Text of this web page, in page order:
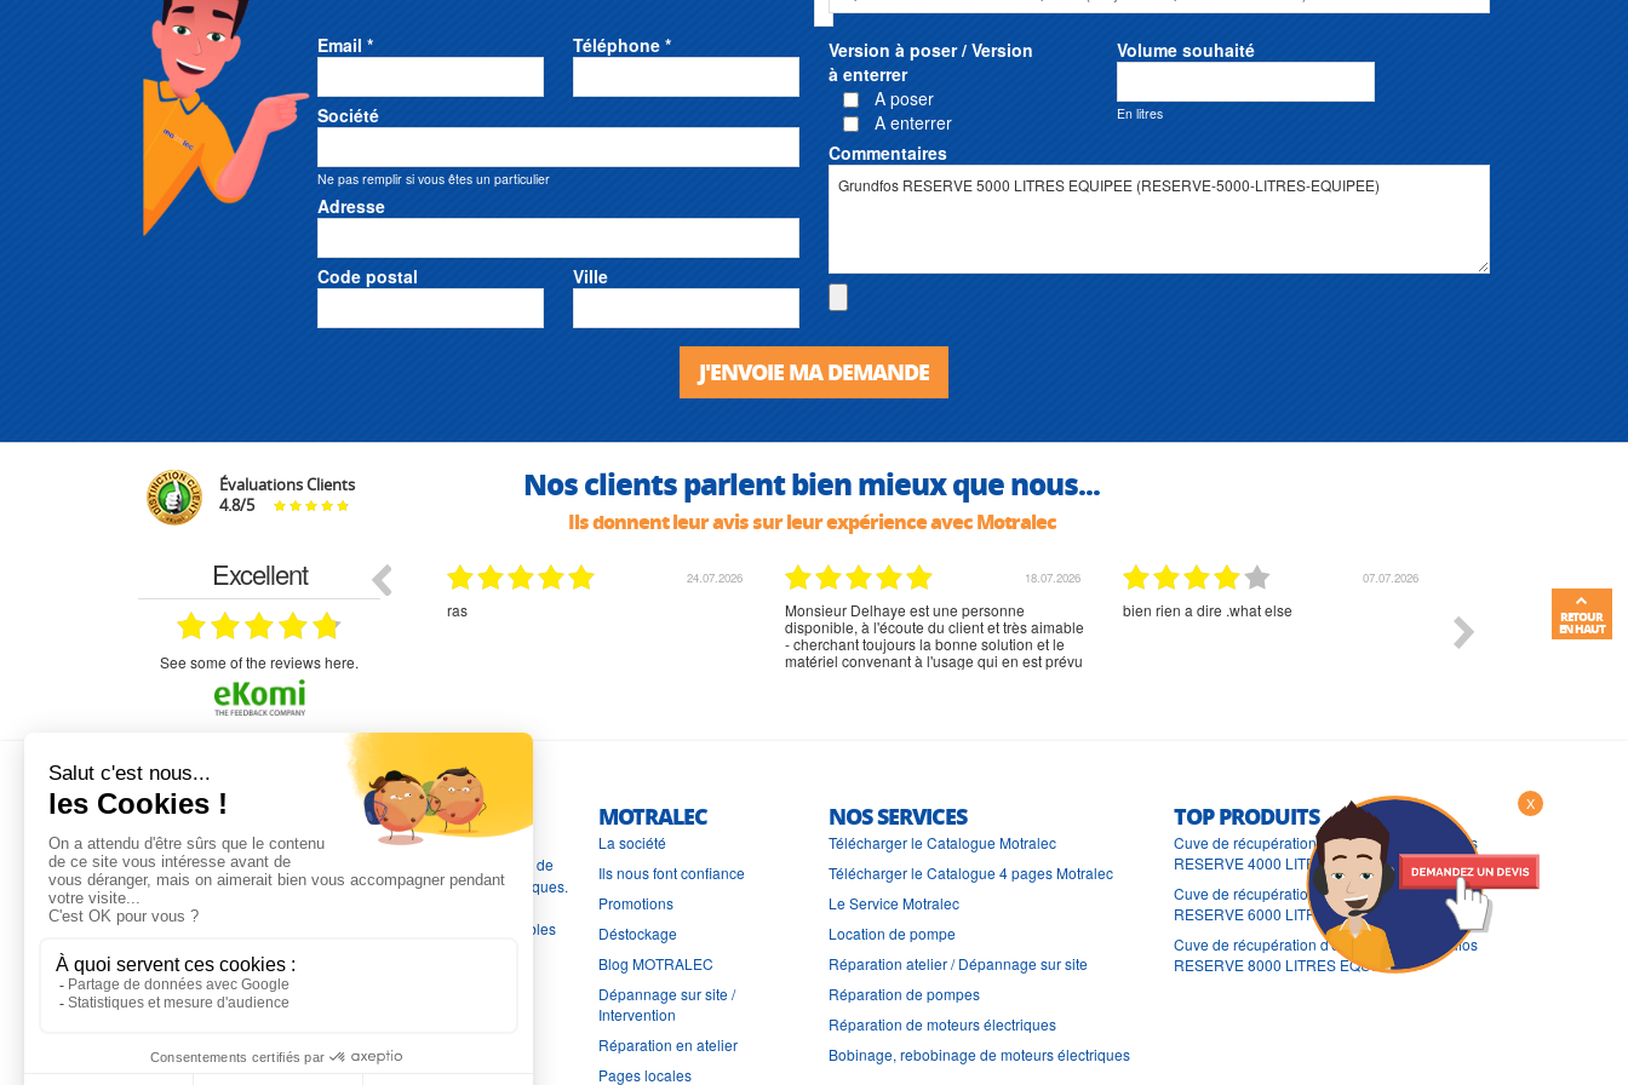
Email * Téléphone *
Société
Ne pas remplir si vous êtes un particulier
Adresse
Code postal Ville
Version à poser / Version
à enterrer
A poser
A enterrer
Volume souhaité
En litres
Commentaires
J'ENVOIE MA DEMANDE
Évaluations Clients
4.8/5 Nos clients parlent bien mieux que nous...
Ils donnent leur avis sur leur expérience avec Motralec
Excellent
see some of the reviews here.
29.03.2026
bonjour commande pompe puit malgré un
appel en dehors des heures d ouverture votre
commercial a géré ma demande le devis reçu
immédiatement un fois le paiement effectue la
commande a été valider l envoi a été un peu
long mais dans l ensemble très satisfait
24.07.2026
ras
18.07.2026
Monsieur Delhaye est une personne
disponible, à l'écoute du client et très aimable
- cherchant toujours la bonne solution et le
matériel convenant à l'usage qui en est prévu
07.07.2026
bien rien a dire .what else
L'EXPERTISE MOTRALEC
Depuis 1976, nous sommes
les spécialistes numéro 1 en
Franceen pompes de relevage, station de relevage, pompe de
chauffage, suppression, forage, immergée et moteurs électriques.
Nous assurons
dépannage
, tout en travaillant avec les marques les plus fiables
MOTRALEC
La société
Ils nous font confiance
Promotions
Déstockage
Blog MOTRALEC
Dépannage sur site /
Intervention
Réparation en atelier
Pages locales
NOS SERVICES
Télécharger le Catalogue Motralec
Télécharger le Catalogue 4 pages Motralec
Le Service Motralec
Location de pompe
Réparation atelier / Dépannage sur site
Réparation de pompes
Réparation de moteurs électriques
Bobinage, rebobinage de moteurs électriques
TOP PRODUITS
Cuve de récupération d'eau de pluie Grundfos
RESERVE 4000 LITRES EQUIPEE
Cuve de récupération d'eau de pluie Grundfos
RESERVE 6000 LITRES EQUIPEE
Cuve de récupération d'eau de pluie Grundfos
RESERVE 8000 LITRES EQUIPEE
X
RETOUR
EN HAUT